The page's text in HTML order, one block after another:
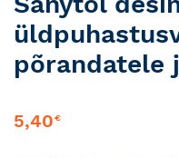
to
the
beginning
of
images
põrandatele
5,40€